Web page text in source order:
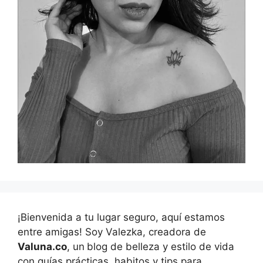
¡Bienvenida a tu lugar seguro, aquí estamos
entre amigas! Soy Valezka, creadora de
Valuna.co, un blog de belleza y estilo de vida